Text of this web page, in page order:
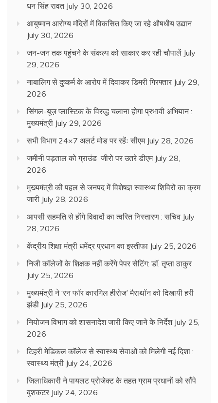
धन सिंह रावत July 30, 2026
आयुष्मान आरोग्य मंदिरों में विकसित किए जा रहे औषधीय उद्यान
July 30, 2026
जन-जन तक पहुंचने के संकल्प को साकार कर रही चौपालें July
29, 2026
नाबालिग से दुष्कर्म के आरोप में दिवाकर डिमरी गिरफ्तार July 29,
2026
सिंगल-यूज़ प्लास्टिक के विरुद्ध चलाना होगा प्रभावी अभियान :
मुख्यमंत्री July 29, 2026
सभी विभाग 24×7 अलर्ट मोड पर रहेंः सीएम July 28, 2026
जमीनी पड़ताल को ग्राउंड जीरो पर उतरे डीएम July 28,
2026
मुख्यमंत्री की पहल से जनपद में विशेषज्ञ स्वास्थ्य शिविरों का क्रम
जारी July 28, 2026
आपसी सहमति से होंगे विवादों का त्वरित निस्तारण : सचिव July
28, 2026
केंद्रीय शिक्षा मंत्री धमेंद्र प्रधान का इस्तीफा July 25, 2026
निजी कॉलेजों के शिक्षक नहीं करेंगे पेपर सेटिंग: डॉ. तृप्ता ठाकुर
July 25, 2026
मुख्यमंत्री ने ‘रन फॉर कारगिल हीरोज’ मैराथॉन को दिखायी हरी
झंडी July 25, 2026
नियोजन विभाग को शासनादेश जारी किए जाने के निर्देश July 25,
2026
टिहरी मेडिकल कॉलेज से स्वास्थ्य सेवाओं को मिलेगी नई दिशा :
स्वास्थ्य मंत्री July 24, 2026
जिलाधिकारी ने पायलट प्रोजेक्ट के तहत ग्राम प्रधानों को सौंपे
बुशकटर July 24, 2026